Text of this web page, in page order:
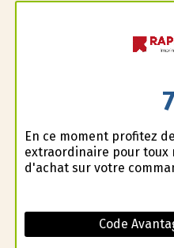
En ce moment profitez
extraordinaire pour toux
d'achat sur votre
Code